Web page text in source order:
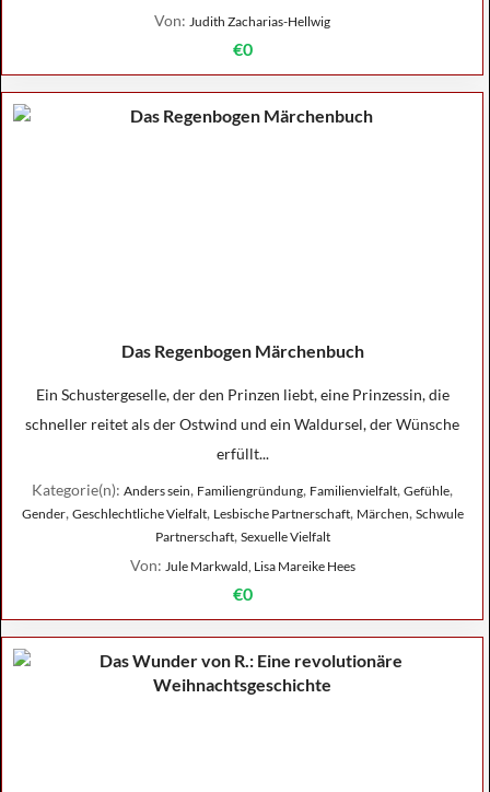
Von: Judith Zacharias-Hellwig
€0
Das Regenbogen Märchenbuch
Ein Schustergeselle, der den Prinzen liebt, eine Prinzessin, die
schneller reitet als der Ostwind und ein Waldursel, der Wünsche
erfüllt...
Kategorie(n): Anders sein, Familiengründung, Familienvielfalt, Gefühle,
Gender, Geschlechtliche Vielfalt, Lesbische Partnerschaft, Märchen, Schwule
Partnerschaft, Sexuelle Vielfalt
Von: Jule Markwald, Lisa Mareike Hees
€0